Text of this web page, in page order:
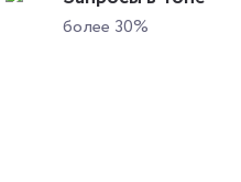
более 30%